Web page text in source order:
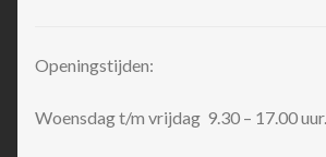
Openingstijden:
Woensdag t/m vrijdag 9.30 – 17.00 uur.